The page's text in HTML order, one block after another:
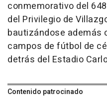
conmemorativo del
del Privilegio de
bautizándose además
campos de fútbol de
detrás del Estadio
Contenido patrocinado